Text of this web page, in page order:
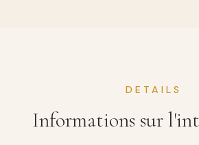
DETAILS
Informations sur